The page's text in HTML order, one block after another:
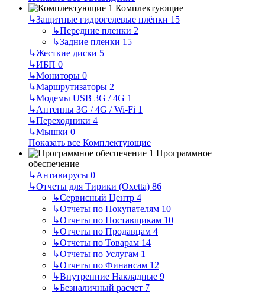
Комплектующие
↳Защитные гидрогелевые плёнки 15
↳Передние пленки 2
↳Задние пленки 15
↳Жесткие диски 5
↳ИБП 0
↳Мониторы 0
↳Маршрутизаторы 2
↳Модемы USB 3G / 4G 1
↳Антенны 3G / 4G / Wi-Fi 1
↳Переходники 4
↳Мышки 0
Показать все Комплектующие
Программное
обеспечение
↳Антивирусы 0
↳Отчеты для Тирики (Oxetta) 86
↳Сервисный Центр 4
↳Отчеты по Покупателям 10
↳Отчеты по Поставщикам 10
↳Отчеты по Продавцам 4
↳Отчеты по Товарам 14
↳Отчеты по Услугам 1
↳Отчеты по Финансам 12
↳Внутренние Накладные 9
↳Безналичный расчет 7